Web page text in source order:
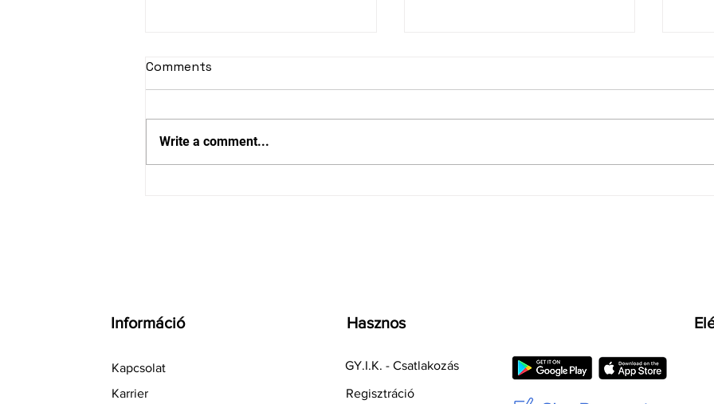
kuponokat
Comments
Write a comment...
Információ
Kapcsolat
Karrier
Hasznos
GY.I.K. - Csatlakozás
Regisztráció